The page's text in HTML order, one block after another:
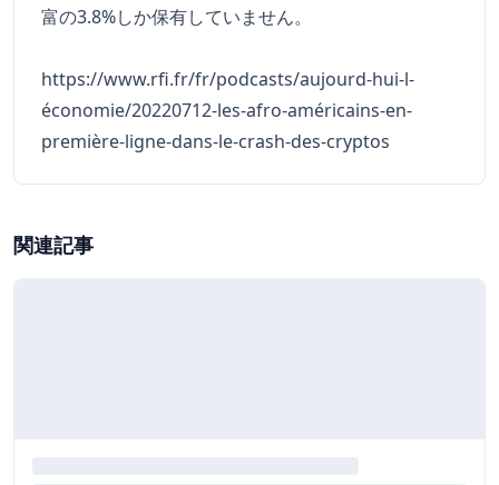
富の3.8%しか保有していません。
https://www.rfi.fr/fr/podcasts/aujourd-hui-l-
économie/20220712-les-afro-américains-en-
première-ligne-dans-le-crash-des-cryptos
関連記事